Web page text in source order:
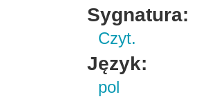
Sygnatura:
Czyt.
Język:
pol